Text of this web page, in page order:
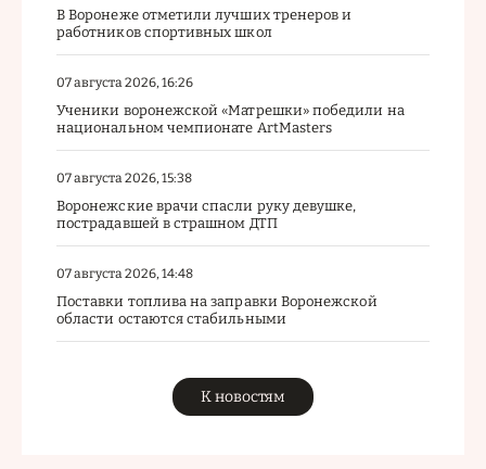
В Воронеже отметили лучших тренеров и
работников спортивных школ
07 августа 2026, 16:26
Ученики воронежской «Матрешки» победили на
национальном чемпионате ArtMasters
07 августа 2026, 15:38
Воронежские врачи спасли руку девушке,
пострадавшей в страшном ДТП
07 августа 2026, 14:48
Поставки топлива на заправки Воронежской
области остаются стабильными
К новостям